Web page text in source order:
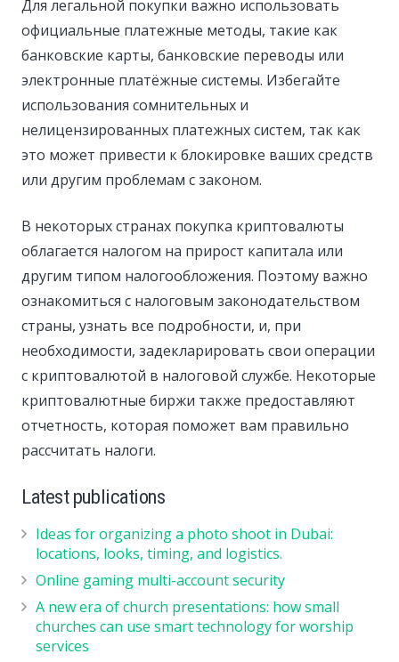
Для легальной покупки важно использовать
официальные платежные методы, такие как
банковские карты, банковские переводы или
электронные платёжные системы. Избегайте
использования сомнительных и
нелицензированных платежных систем, так как
это может привести к блокировке ваших средств
или другим проблемам с законом.
В некоторых странах покупка криптовалюты
облагается налогом на прирост капитала или
другим типом налогообложения. Поэтому важно
ознакомиться с налоговым законодательством
страны, узнать все подробности, и, при
необходимости, задекларировать свои операции
с криптовалютой в налоговой службе. Некоторые
криптовалютные биржи также предоставляют
отчетность, которая поможет вам правильно
рассчитать налоги.
Latest publications
Ideas for organizing a photo shoot in Dubai:
locations, looks, timing, and logistics.
Online gaming multi-account security
A new era of church presentations: how small
churches can use smart technology for worship
services